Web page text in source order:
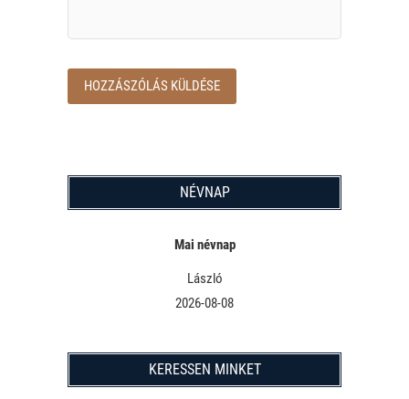
NÉVNAP
Mai névnap
László
2026-08-08
KERESSEN MINKET